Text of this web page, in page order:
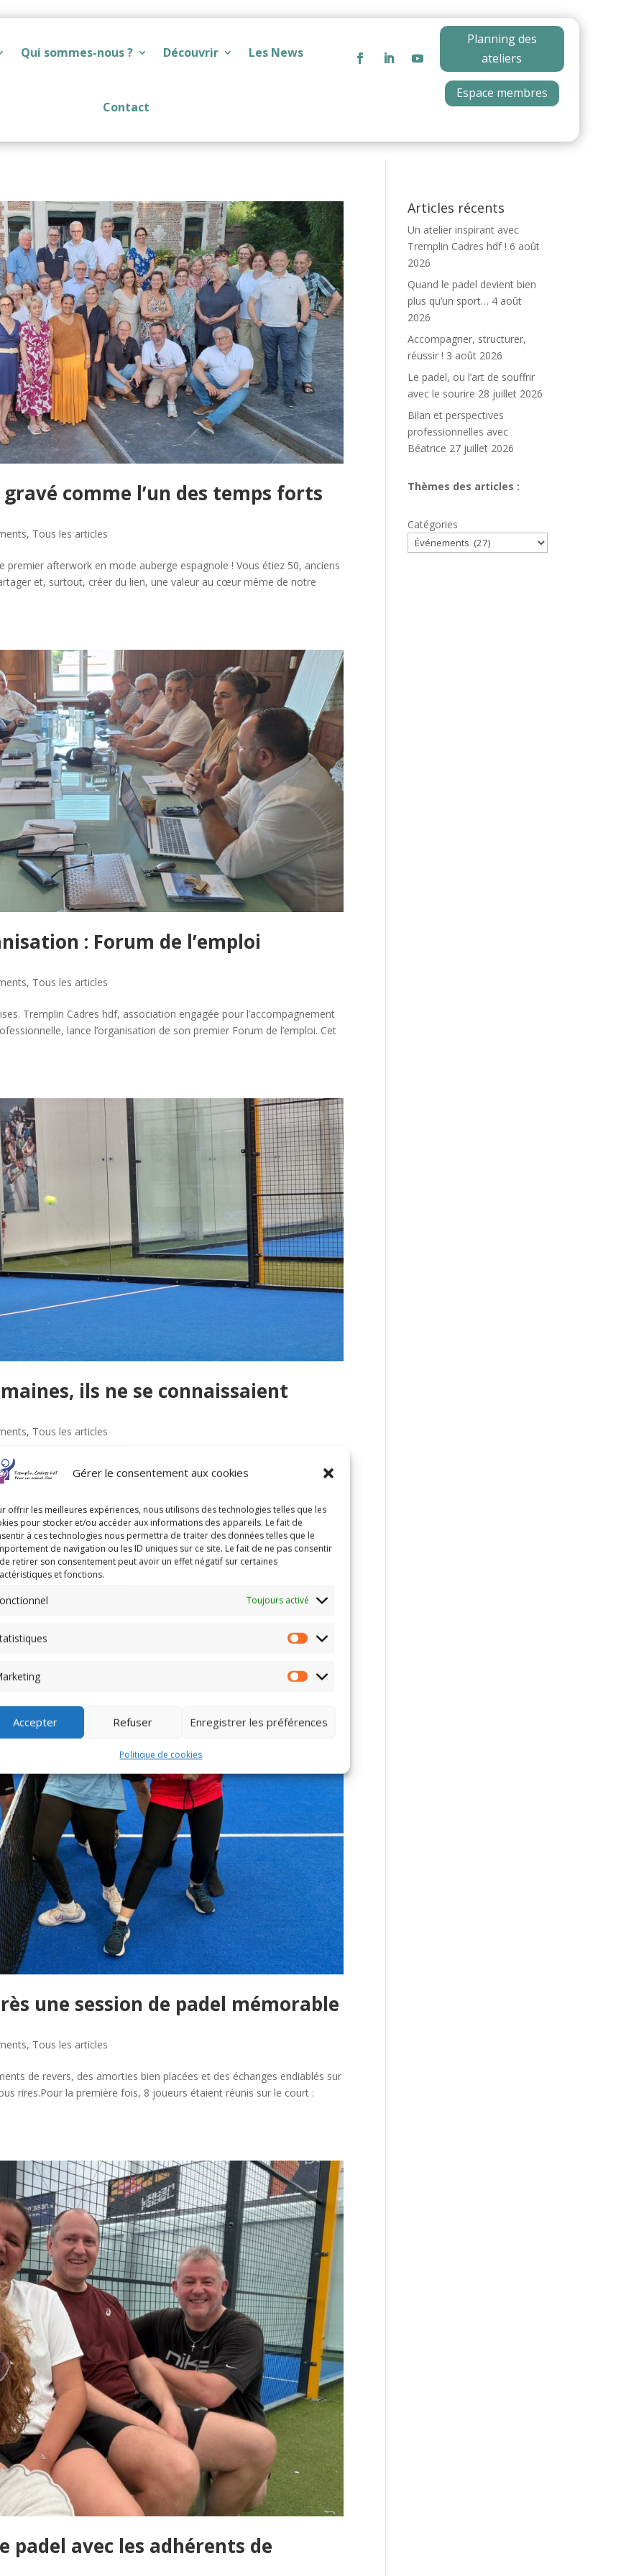
Gérer le consentement aux cookies
offrir les meilleures expériences, nous utilisons des technologies telles que les
pour stocker et/ou accéder aux informations des appareils. Le fait de
à ces technologies nous permettra de traiter des données telles que le
de navigation ou les ID uniques sur ce site. Le fait de ne pas consentir
retirer son consentement peut avoir un effet négatif sur certaines
et fonctions.
Toujours activé
Statistiques
Marketing
Accepter Refuser Enregistrer les préférences
Politique de cookies
Qui sommes-nous ? Découvrir Les News
Contact
Planning des
ateliers
Espace membres
comme l’un des temps forts
, Tous les articles
premier afterwork en mode auberge espagnole ! Vous étiez 50, anciens
et, surtout, créer du lien, une valeur au cœur même de notre
: Forum de l’emploi
, Tous les articles
Tremplin Cadres hdf, association engagée pour l’accompagnement
lance l’organisation de son premier Forum de l’emploi. Cet
ils ne se connaissaient
, Tous les articles
lors d’ateliers collectifs puis d’ateliers thématiques, où l’échange et la
liens. Pourtant, c’est autour d’une passion commune, le padel, que
une session de padel mémorable
, Tous les articles
de revers, des amorties bien placées et des échanges endiablés sur
rires.Pour la première fois, 8 joueurs étaient réunis sur le court :
padel avec les adhérents de
Articles récents
Un atelier inspirant avec
Tremplin Cadres hdf ! 6 août
2026
Quand le padel devient bien
plus qu’un sport… 4 août
2026
Accompagner, structurer,
réussir ! 3 août 2026
Le padel, ou l’art de souffrir
avec le sourire 28 juillet 2026
Bilan et perspectives
professionnelles avec
Béatrice 27 juillet 2026
Thèmes des articles :
Catégories